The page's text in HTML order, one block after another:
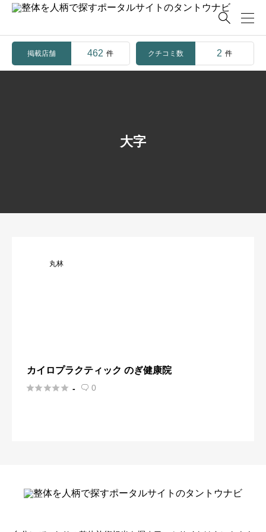

掲載店舗 462 件 クチコミ数 2 件
大字
丸林
カイロプラクティック のぎ健康院
 -  0